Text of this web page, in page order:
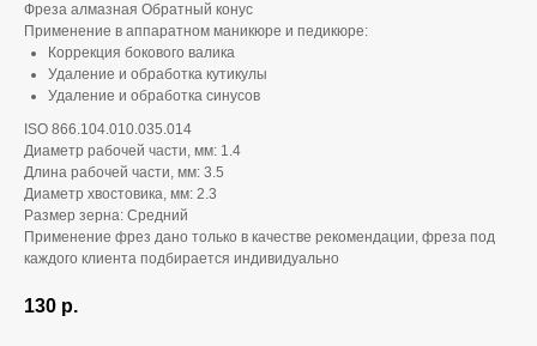
Фреза алмазная Обратный конус
Применение в аппаратном маникюре и педикюре:
Коррекция бокового валика
Удаление и обработка кутикулы
Удаление и обработка синусов
ISO 866.104.010.035.014
Диаметр рабочей части, мм: 1.4
Длина рабочей части, мм: 3.5
Диаметр хвостовика, мм: 2.3
Размер зерна: Средний
Применение фрез дано только в качестве рекомендации, фреза под
каждого клиента подбирается индивидуально
130 р.